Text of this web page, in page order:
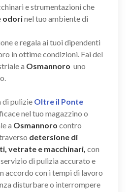
e strumentazioni che
odorinel tuo ambiente di
e regala ai tuoi dipendenti
in ottime condizioni. Fai del
a Osmannoro uno
di pulizie Oltre il Ponte
nel tuo magazzino o
a Osmannoro contro
detersione di
vetrate e macchinari, con
di pulizia accurato e
accordo con i tempi di lavoro
disturbare o interrompere